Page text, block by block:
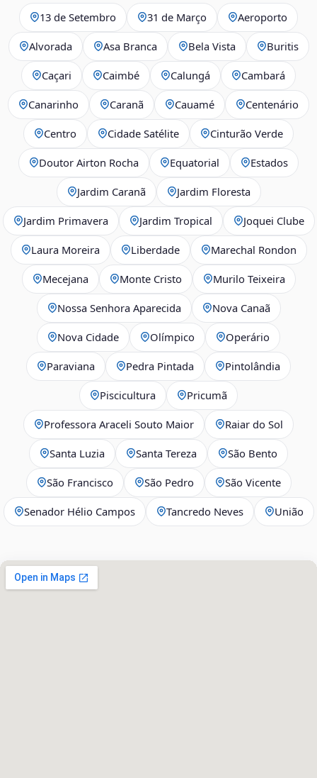
13 de Setembro 31 de Março Aeroporto
Alvorada Asa Branca Bela Vista Buritis
Caçari Caimbé Calungá Cambará
Canarinho Caranã Cauamé Centenário
Centro Cidade Satélite Cinturão Verde
Doutor Airton Rocha Equatorial Estados
Jardim Caranã Jardim Floresta
Jardim Primavera Jardim Tropical Joquei Clube
Laura Moreira Liberdade Marechal Rondon
Mecejana Monte Cristo Murilo Teixeira
Nossa Senhora Aparecida Nova Canaã
Nova Cidade Olímpico Operário
Paraviana Pedra Pintada Pintolândia
Piscicultura Pricumã
Professora Araceli Souto Maior Raiar do Sol
Santa Luzia Santa Tereza São Bento
São Francisco São Pedro São Vicente
Senador Hélio Campos Tancredo Neves União